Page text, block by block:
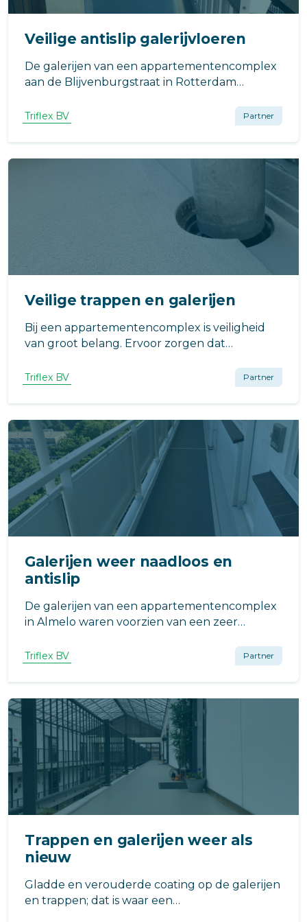
Veilige antislip galerijvloeren
De galerijen van een appartementencomplex
aan de Blijvenburgstraat in Rotterdam
welke onvoldoende voorzag in de nodige
stroefheid. Gevolg? Een gevaarlijk glad
vloeroppervlak en kans op aantasting van het
beton.
Triflex BV Partner
Veilige trappen en galerijen
Bij een appartementencomplex is veiligheid
van groot belang. Ervoor zorgen dat
door middel van veilige galerijenvloeren is dus
cruciaal. Naast veiligheid, zijn duurzaamheid
en uitstraling ook van belang.
Triflex BV Partner
Galerijen weer naadloos en
antislip
De galerijen van een appartementencomplex
in Almelo waren voorzien van een zeer
vervanging toe. Het complex werd bewoond
door veelal oudere en mindervalide bewoners.
Triflex BV Partner
Trappen en galerijen weer als
nieuw
Gladde en verouderde coating op de galerijen
en trappen; dat is waar een